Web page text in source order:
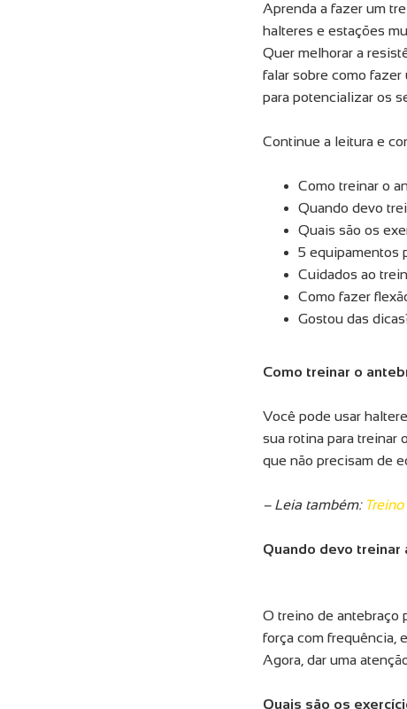
Aprenda a fazer um
halteres e estações
Quer melhorar a
falar sobre como
para potencializar os
Continue a leitura e
Como treinar o
Quando devo
Quais são os
5 equipamentos
Cuidados ao
Como fazer
Gostou das
Como treinar o
Você pode usar
sua rotina para treinar
que não precisam de
– Leia também:
Quando devo treinar
O treino de antebraço
força com frequência,
Agora, dar uma
Quais são os